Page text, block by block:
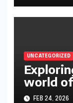
UNCATEGORIZED
world
FEB 24, 2026